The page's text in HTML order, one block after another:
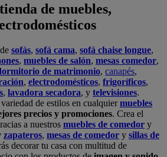
de muebles,
sofás, sofá cama, sofá chaise longue,
, muebles de salón, mesas comedor,
de matrimonio, canapés,
, electrodomésticos, frigoríficos,
, lavadora secadora, y televisiones.
de estilos en cualquiermuebles
precios y promociones. Crea el
a nuestros muebles de comedor y
zapateros, mesas de comedor y sillas de
decorar tu casa con multitud de